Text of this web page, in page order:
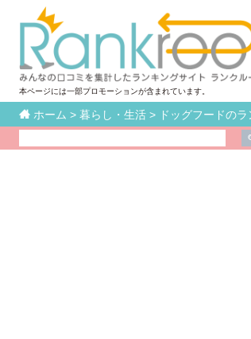
本ページには一部プロモーションが含まれています。
 ホーム > 暮らし・生活 > ドッグフードの